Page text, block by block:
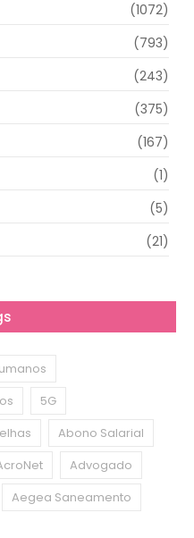
(1072)
(793)
(243)
(375)
(167)
(1)
(5)
(21)
5G
Abono Salarial
Advogado
Aegea Saneamento